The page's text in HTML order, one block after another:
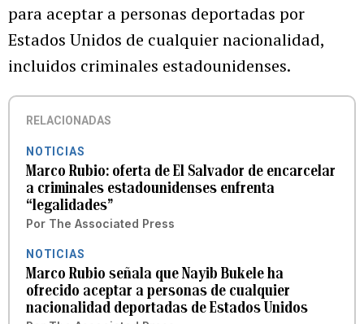
para aceptar a personas deportadas por
Estados Unidos de cualquier nacionalidad,
incluidos criminales estadounidenses.
RELACIONADAS
NOTICIAS
Marco Rubio: oferta de El Salvador de encarcelar
a criminales estadounidenses enfrenta
“legalidades”
Por The Associated Press
NOTICIAS
Marco Rubio señala que Nayib Bukele ha
ofrecido aceptar a personas de cualquier
nacionalidad deportadas de Estados Unidos